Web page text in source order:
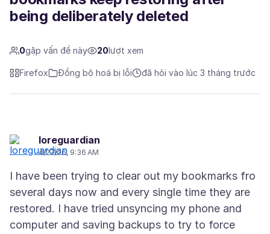
being deliberately deleted
0gặp vấn đề này 20lượt xem
Firefox Đồng bộ hoá bị lỗi đã hỏi vào lúc 3 tháng trước
loreguardian
4/27/26, 9:36 AM
I have been trying to clear out my bookmarks fro
several days now and every single time they are
restored. I have tried unsyncing my phone and
computer and saving backups to try to force